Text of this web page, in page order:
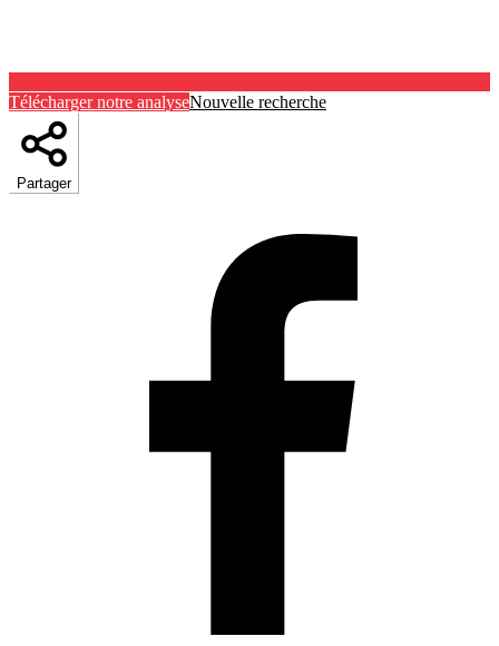
Télécharger notre analyseNouvelle recherche
Partager